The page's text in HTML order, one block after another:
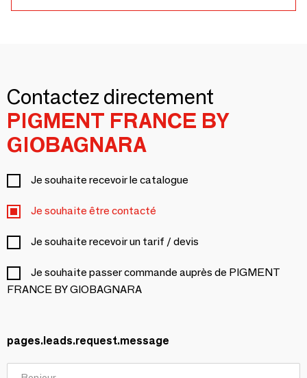
Contactez directement
PIGMENT FRANCE BY
GIOBAGNARA
Je souhaite recevoir le catalogue
Je souhaite être contacté
Je souhaite recevoir un tarif / devis
Je souhaite passer commande auprès de PIGMENT
FRANCE BY GIOBAGNARA
pages.leads.request.message